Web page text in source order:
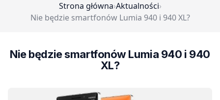
Strona główna›Aktualności›
Nie będzie smartfonów Lumia 940 i 940 XL?
Nie będzie smartfonów Lumia 940 i 940
XL?